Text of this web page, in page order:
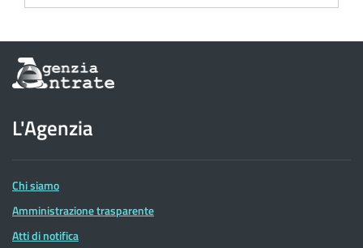
Informazioni
sul
dell'Agenzia
delle
Entrate
L'Agenzia
Chi siamo
Amministrazione trasparente
Atti di notifica